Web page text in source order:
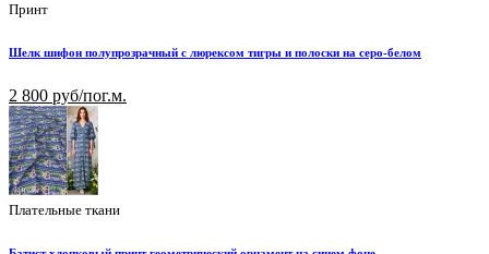
Принт
Шелк шифон полупрозрачный с люрексом тигры и полоски на серо-белом
2 800 руб/пог.м.
Плательные ткани